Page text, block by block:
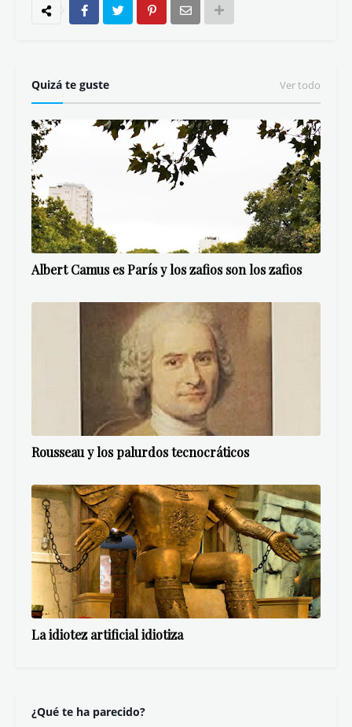
Quizá te guste Ver todo
Albert Camus es París y los zafios son los zafios
Rousseau y los palurdos tecnocráticos
La idiotez artificial idiotiza
¿Qué te ha parecido?